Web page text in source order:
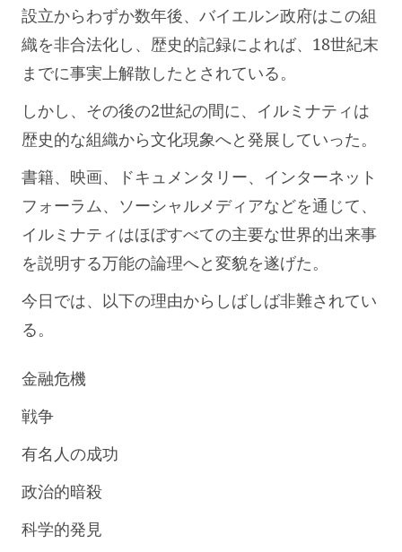
設立からわずか数年後、バイエルン政府はこの組
織を非合法化し、歴史的記録によれば、18世紀末
までに事実上解散したとされている。
しかし、その後の2世紀の間に、イルミナティは
歴史的な組織から文化現象へと発展していった。
書籍、映画、ドキュメンタリー、インターネット
フォーラム、ソーシャルメディアなどを通じて、
イルミナティはほぼすべての主要な世界的出来事
を説明する万能の論理へと変貌を遂げた。
今日では、以下の理由からしばしば非難されてい
る。
金融危機
戦争
有名人の成功
政治的暗殺
科学的発見